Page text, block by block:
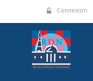
Connexion